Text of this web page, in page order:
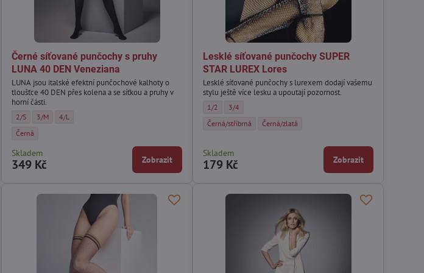
Černé síťované punčochy s pruhy
LUNA 40 DEN Veneziana
LUNA jsou italské efektní punčochové kalhoty o
tloušťce 40 DEN přes kolena a se síťkou a pruhy v
horní části.
Černé síťované punčochy s pruhy LUNA 40 DEN Veneziana - Velikost:
2/S Černé síťované punčochy s pruhy LUNA 40 DEN Veneziana - Velikost:
3/M Černé síťované punčochy s pruhy LUNA 40 DEN Veneziana - Velikost:
4/L
Černé síťované punčochy s pruhy LUNA 40 DEN Veneziana - Barva:
Černá
Skladem
349 Kč Zobrazit
Lesklé síťované punčochy SUPER
STAR LUREX Lores
Lesklé síťované punčochy s lurexem dodají vašemu
stylu ještě více lesku a upoutají pozornost.
Lesklé síťované punčochy SUPER STAR LUREX Lores - Velikost:
1/2 Lesklé síťované punčochy SUPER STAR LUREX Lores - Velikost:
3/4
Lesklé síťované punčochy SUPER STAR LUREX Lores - Barva:
Černá/stříbrná Lesklé síťované punčochy SUPER STAR LUREX Lores
Černá/zlatá
Skladem
179 Kč Zobrazit